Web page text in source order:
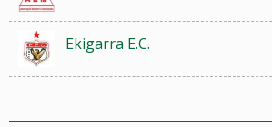
Ekigarra E.C.